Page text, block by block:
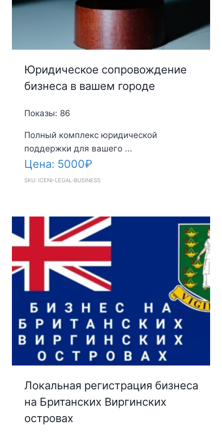
Юридическое сопровождение
бизнеса в вашем городе
Показы: 86
Полный комплекс юридической
поддержки для вашего ...
Цена: 5000₽
SKU: ICENI-LEGAL-BUSINESS
Локальная регистрация бизнеса
на Британских Виргинских
островах